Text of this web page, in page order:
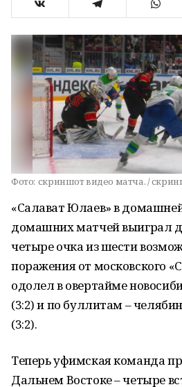
Фото: скриншот видео матча. /
«Салават Юлаев» в
домашних матчей выиграл
четыре очка из шести
поражения от московского
одолел в овертайме
(3:2) и по буллитам –
(3:2).
Теперь уфимская команда
Дальнем Востоке – четыре